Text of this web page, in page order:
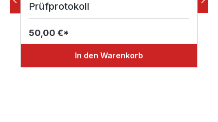
Prüfprotokoll
50,00 €*
In den Warenkorb